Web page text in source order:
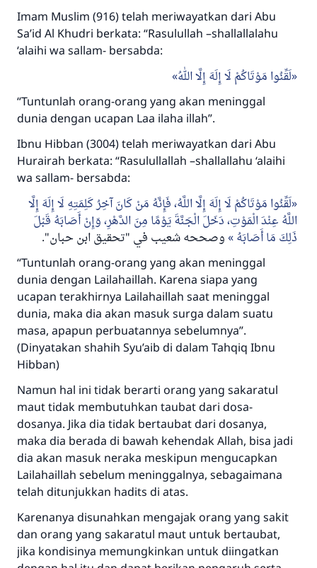
Imam Muslim (916) telah meriwayatkan dari Abu
Sa’id Al Khudri berkata: “Rasulullah –shallallalahu
‘alaihi wa sallam- bersabda:
لَقِّنُوا مَوْتَاكُمْ لَا إِلَهَ إِلَّا اللهُ
“Tuntunlah orang-orang yang akan meninggal
dunia dengan ucapan Laa ilaha illah”.
Ibnu Hibban (3004) telah meriwayatkan dari Abu
Hurairah berkata: “Rasulullallah –shallallahu ‘alaihi
wa sallam- bersabda:
لَقِّنُوا مَوْتَاكُمْ لَا إِلَهَ إِلَّا اللَّهُ، فَإِنَّهُ مَنْ كَانَ آخِرُ كَلِمَتِهِ لَا إِلَهَ إِلَّا
اللَّهُ عِنْدَ الْمَوْتِ، دَخَلَ الْجَنَّةَ يَوْمًا مِنَ الدَّهْرِ، وَإِنْ أَصَابَهُ قَبْلَ
ذَلِكَ مَا أَصَابَهُ
وصححه شعيب في "تحقيق ابن حبان".
“Tuntunlah orang-orang yang akan meninggal
dunia dengan Lailahaillah. Karena siapa yang
ucapan terakhirnya Lailahaillah saat meninggal
dunia, maka dia akan masuk surga dalam suatu
masa, apapun perbuatannya sebelumnya”.
(Dinyatakan shahih Syu’aib di dalam Tahqiq Ibnu
Hibban)
Namun hal ini tidak berarti orang yang sakaratul
maut tidak membutuhkan taubat dari dosa-
dosanya. Jika dia tidak bertaubat dari dosanya,
maka dia berada di bawah kehendak Allah, bisa jadi
dia akan masuk neraka meskipun mengucapkan
Lailahaillah sebelum meninggalnya, sebagaimana
telah ditunjukkan hadits di atas.
Karenanya disunahkan mengajak orang yang sakit
dan orang yang sakaratul maut untuk bertaubat,
jika kondisinya memungkinkan untuk diingatkan